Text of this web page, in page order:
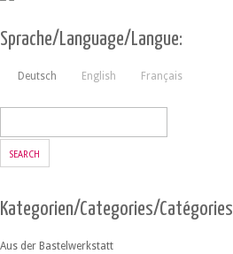
Sprache/Language/Langue:
Deutsch English Français
Kategorien/Categories/Catégories
Aus der Bastelwerkstatt